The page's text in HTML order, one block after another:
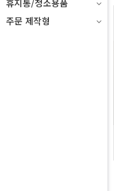
휴지통/청소용품
주문 제작형